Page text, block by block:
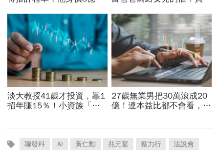
聯發科 AI 黃仁勳 兆元宴 蔡力行 法說會